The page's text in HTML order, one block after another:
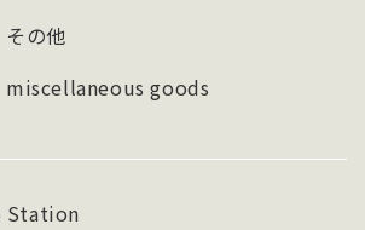
その他
miscellaneous goods
Station